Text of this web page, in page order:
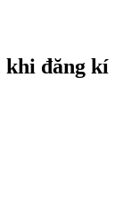
khi đăng kí